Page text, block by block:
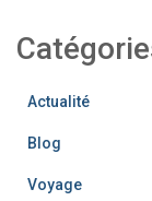
Actualité
Blog
Voyage